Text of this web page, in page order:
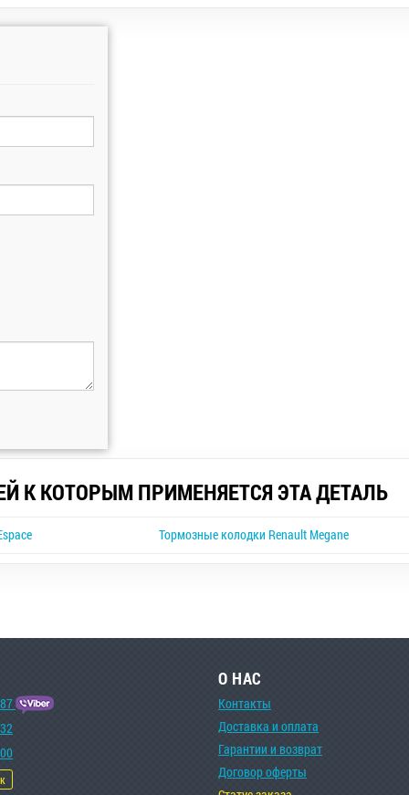
К КОТОРЫМ ПРИМЕНЯЕТСЯ ЭТА ДЕТАЛЬ
Тормозные колодки Renault Megane
О НАС
Контакты
Доставка и оплата
Гарантии и возврат
Договор оферты